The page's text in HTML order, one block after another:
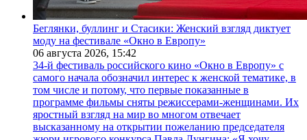
Беглянки, буллинг и Стасики: Женский взгляд диктует
моду на фестивале «Окно в Европу»
06 августа 2026, 15:42
34-й фестиваль российского кино «Окно в Европу» с
самого начала обозначил интерес к женской тематике, в
том числе и потому, что первые показанные в
программе фильмы сняты режиссерами-женщинами. Их
яростный взгляд на мир во многом отвечает
высказанному на открытии пожеланию председателя